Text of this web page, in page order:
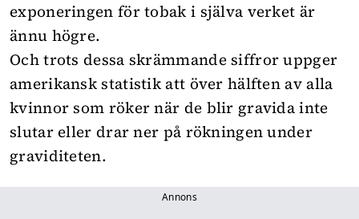
exponeringen för tobak i själva verket är
ännu högre.
Och trots dessa skrämmande siffror uppger
amerikansk statistik att över hälften av alla
kvinnor som röker när de blir gravida inte
slutar eller drar ner på rökningen under
graviditeten.
Annons